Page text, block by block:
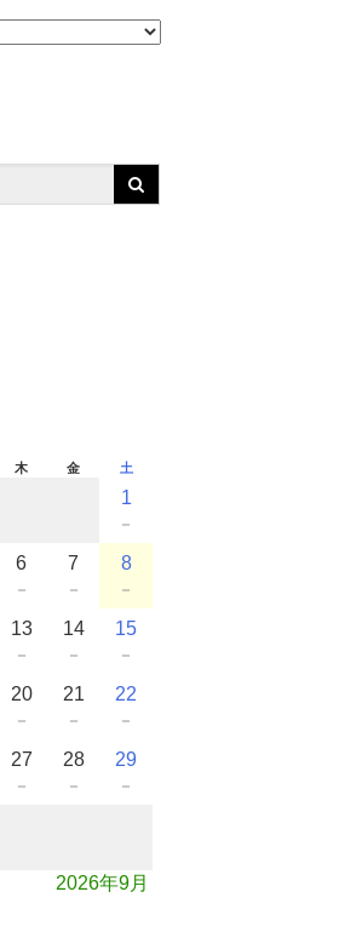
木 金 土
1
－
6
－
7
－
8
－
13
－
14
－
15
－
20
－
21
－
22
－
27
－
28
－
29
－
2026年9月